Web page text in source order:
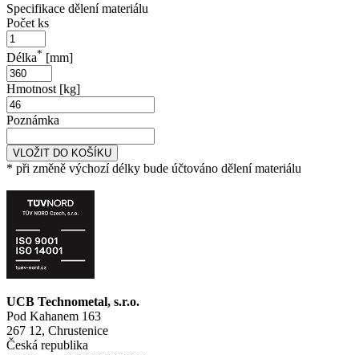
Specifikace dělení materiálu
Počet ks
Délka* [mm]
Hmotnost [kg]
Poznámka
VLOŽIT DO KOŠÍKU
* při změně výchozí délky bude účtováno dělení materiálu
UCB Technometal, s.r.o.
Pod Kahanem 163
267 12, Chrustenice
Česká republika